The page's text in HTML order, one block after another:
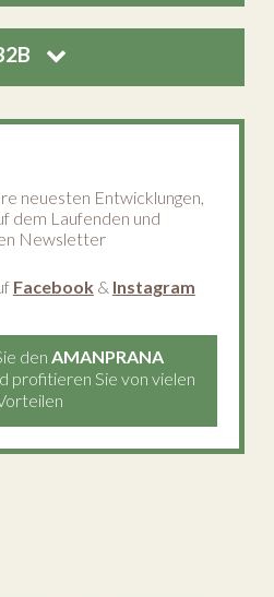
neuesten Entwicklungen,
dem Laufenden und
Newsletter
Facebook & Instagram
den AMANPRANA
profitieren Sie von vielen